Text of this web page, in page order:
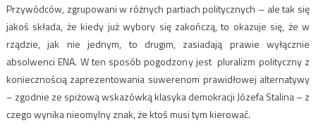
Przywódców, zgrupowani w różnych partiach politycznych – ale tak się
jakoś składa, że kiedy już wybory się zakończą, to okazuje się, że w
rządzie, jak nie jednym, to drugim, zasiadają prawie wyłącznie
absolwenci ENA. W ten sposób pogodzony jest pluralizm polityczny z
koniecznością zaprezentowania suwerenom prawidłowej alternatywy
– zgodnie ze spiżową wskazówką klasyka demokracji Józefa Stalina – z
czego wynika nieomylny znak, że ktoś musi tym kierować.